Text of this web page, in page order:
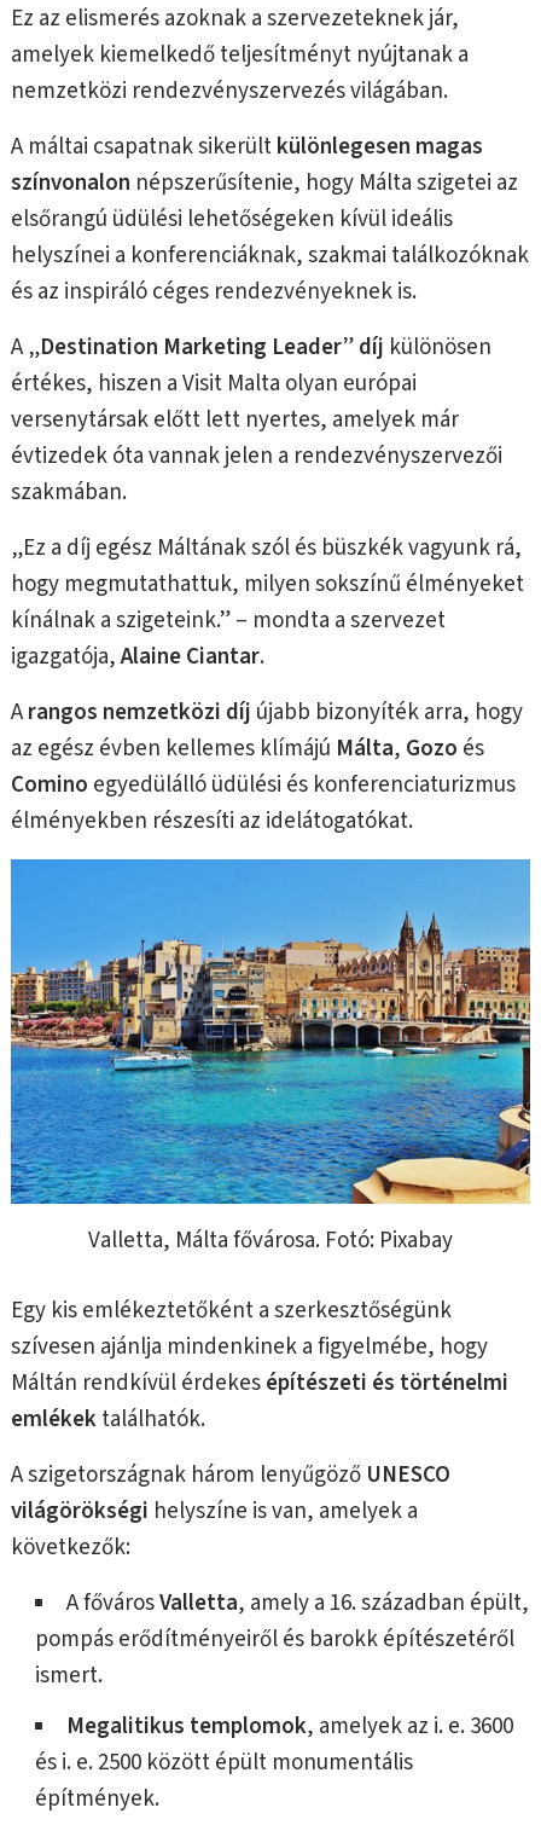
Ez az elismerés azoknak a szervezeteknek jár,
amelyek kiemelkedő teljesítményt nyújtanak a
nemzetközi rendezvényszervezés világában.
A máltai csapatnak sikerültkülönlegesen magas
színvonalon népszerűsítenie, hogy Málta szigetei az
elsőrangú üdülési lehetőségeken kívül ideális
helyszínei a konferenciáknak, szakmai találkozóknak
és az inspiráló céges rendezvényeknek is.
A „Destination Marketing Leader”díj különösen
értékes, hiszen a Visit Malta olyan európai
versenytársak előtt lett nyertes, amelyek már
évtizedek óta vannak jelen a rendezvényszervezői
szakmában.
„Ez a díj egész Máltának szól és büszkék vagyunk rá,
hogy megmutathattuk, milyen sokszínű élményeket
kínálnak a szigeteink.” – mondta a szervezet
igazgatója,Alaine Ciantar.
Arangos nemzetközi díj újabb bizonyíték arra, hogy
az egész évben kellemes klímájú Málta, Gozo és
Comino egyedülálló üdülési és konferenciaturizmus
élményekben részesíti az idelátogatókat.
Valletta, Málta fővárosa. Fotó: Pixabay
Egy kis emlékeztetőként a szerkesztőségünk
szívesen ajánlja mindenkinek a figyelmébe, hogy
Máltán rendkívül érdekesépítészeti és történelmi
emlékektalálhatók.
A szigetországnak három lenyűgöző UNESCO
világörökségi helyszíne is van, amelyek a
következők:
A fővárosValletta, amely a 16. században épült,
pompás erődítményeiről és barokk építészetéről
ismert.
Megalitikus templomok, amelyek az i. e. 3600
és i. e. 2500 között épült monumentális
építmények.